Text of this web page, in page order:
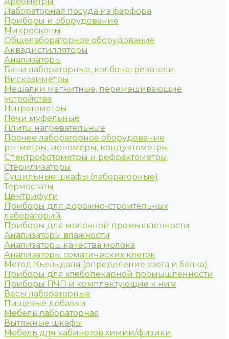
Лабораторная посуда из фарфора
Приборы и оборудование
Микроскопы
Общелабораторное оборудование
Аквадистилляторы
Анализаторы
Бани лабораторные, колбонагреватели
Вискозиметры
Мешалки магнитные, перемешивающие
устройства
Нитратометры
Печи муфельные
Плиты нагревательные
Прочее лабораторное оборудование
рН-метры, иономеры, кондуктометры
Спектрофотометры и рефрактометры
Стерилизаторы
Сушильные шкафы (лабораторные)
Термостаты
Центрифуги
Приборы для дорожно-строительных
лабораторий
Приборы для молочной промышленности
Анализаторы влажности
Анализаторы качества молока
Анализаторы соматических клеток
Метод Кьельдаля (определение азота и белка)
Приборы для хлебопекарной промышленности
Приборы ПЧП и комплектующие к ним
Весы лабораторные
Пищевые добавки
Мебель лабораторная
Вытяжные шкафы
Мебель для кабинетов химии/физики